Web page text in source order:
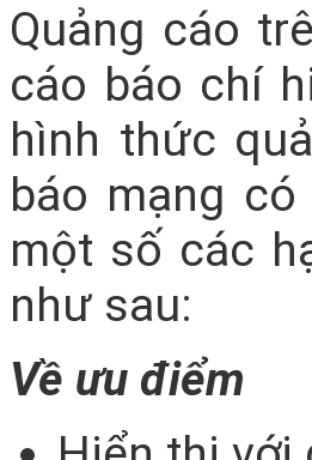
Quảng cáo
cáo báo chí
hình thức
báo mạng
một số các
như sau:
Về ưu điểm